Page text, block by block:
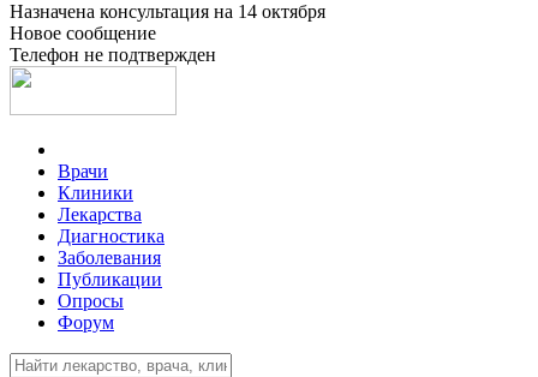
Назначена консультация на 14 октября
Новое сообщение
Телефон не подтвержден
Врачи
Клиники
Лекарства
Диагностика
Заболевания
Публикации
Опросы
Форум